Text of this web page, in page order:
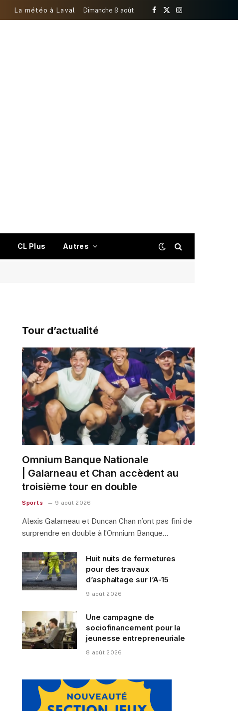
La météo à Laval Dimanche 9 août
Facebook
X
Instagram
CL Plus Autres
Tour d’actualité
Omnium Banque Nationale
| Galarneau et Chan accèdent au
troisième tour en double
Sports 9 août 2026
Alexis Galarneau et Duncan Chan n’ont pas fini de
surprendre en double à l’Omnium Banque…
Huit nuits de fermetures
pour des travaux
d’asphaltage sur l’A-15
9 août 2026
Une campagne de
sociofinancement pour la
jeunesse entrepreneuriale
8 août 2026